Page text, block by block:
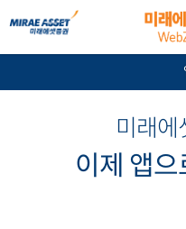
미래에
이제 앱